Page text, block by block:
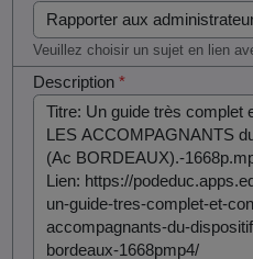
Veuillez choisir un sujet en lien
Description*